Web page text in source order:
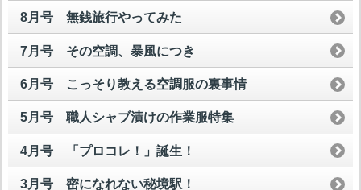
8月号 無銭旅行やってみた
7月号 その空調、暴風につき
6月号 こっそり教える空調服の裏事情
5月号 職人シャブ漬けの作業服特集
4月号 「プロコレ！」誕生！
3月号 密になれない秘境駅！